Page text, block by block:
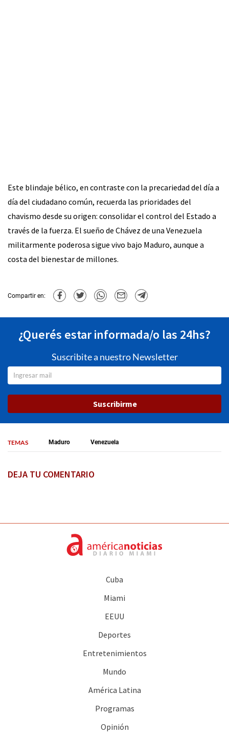
Este blindaje bélico, en contraste con la precariedad del día a
día del ciudadano común, recuerda las prioridades del
chavismo desde su origen: consolidar el control del Estado a
través de la fuerza. El sueño de Chávez de una Venezuela
militarmente poderosa sigue vivo bajo Maduro, aunque a
costa del bienestar de millones.
Compartir en:
¿Querés estar informada/o las 24hs?
Suscribite a nuestro Newsletter
Suscribirme
TEMAS Maduro Venezuela
DEJA TU COMENTARIO
Cuba
Miami
EEUU
Deportes
Entretenimientos
Mundo
América Latina
Programas
Opinión